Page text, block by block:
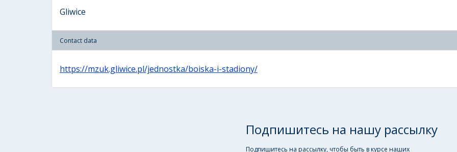
Gliwice
Contact data
https://mzuk.gliwice.pl/jednostka/boiska-i-stadiony/
Подпишитесь на нашу рассылку
Подпишитесь на рассылку, чтобы быть в курсе наших